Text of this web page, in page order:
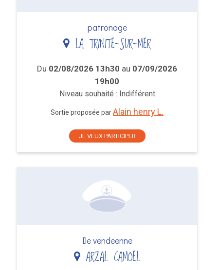
patronage
LA TRINITE-SUR-MER
Du 02/08/2026 13h30 au 07/09/2026
19h00
Niveau souhaité : Indifférent
Sortie proposée parAlain henry L.
JE VEUX PARTICIPER
Ile vendeenne
ARZAL CAMOEL